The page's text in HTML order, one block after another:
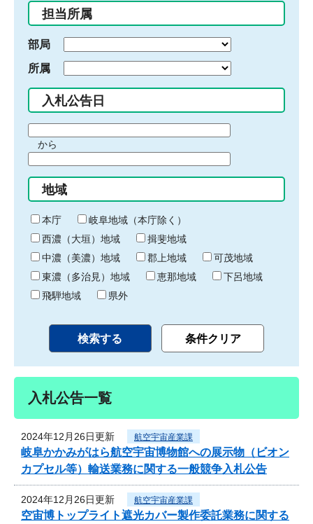
入
力
担当所属
部局
所属
入札公告日
間
始
り
から
間
終
わ
り
地域
本庁
岐阜地域（本庁除く）
西濃（大垣）地域
揖斐地域
中濃（美濃）地域
郡上地域
可茂地域
東濃（多治見）地域
恵那地域
下呂地域
飛騨地域
県外
入札公告一覧
2024年12月26日更新 航空宇宙産業課
岐阜かかみがはら航空宇宙博物館への展示物（ビオン
カプセル等）輸送業務に関する一般競争入札公告
2024年12月26日更新 航空宇宙産業課
空宙博トップライト遮光カバー製作委託業務に関する